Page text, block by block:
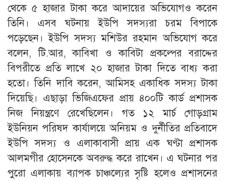
থেকে ৫ হাজার টাকা করে আদায়ের অভিযোগও করেন
তিনি। এসব ঘটনায় ইউপি সদস্যরা চরম বিপাকে
পড়েছেন। ইউপি সদস্য মশিউর রহমান অভিযোগ করে
বলেন, টি.আর, কাবিখা ও কাবিটা প্রকল্পের বরাদ্দের
বিপরীতে প্রতি লাখে ২০ হাজার টাকা দিতে বাধ্য করা
হতো। তিনি দাবি করেন, আমিসহ একাধিক সদস্য টাকা
দিয়েছি। এছাড়া ভিজিএফের প্রায় ৪০০টি কার্ড প্রশাসক
নিজ নিয়ন্ত্রণে রেখেছিলেন। গত ১২ মার্চ গোড়গ্রাম
ইউনিয়ন পরিষদ কার্যালয়ে অনিয়ম ও দুর্নীতির প্রতিবাদে
ইউপি সদস্য ও এলাকাবাসী প্রায় এক ঘণ্টা প্রশাসক
আলমগীর হোসেনকে অবরুদ্ধ করে রাখেন। এ ঘটনার পর
পুরো এলাকায় ব্যাপক চাঞ্চল্যের সৃষ্টি হলেও প্রশাসনের